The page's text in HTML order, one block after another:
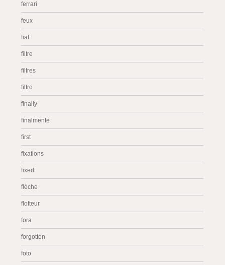
ferrari
feux
fiat
filtre
filtres
filtro
finally
finalmente
first
fixations
fixed
flèche
flotteur
fora
forgotten
foto